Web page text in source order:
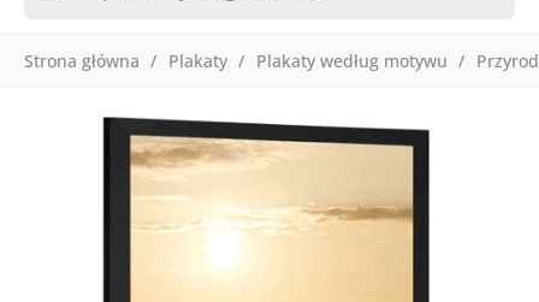
Strona główna Plakaty Plakaty według motywu